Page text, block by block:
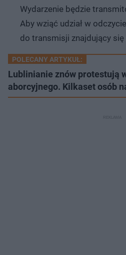
Wydarzenie będzie
Aby wziąć udział w
do transmisji znajdujący
POLECANY ARTYKUŁ:
Lublinianie znów protestują
aborcyjnego. Kilkaset osób